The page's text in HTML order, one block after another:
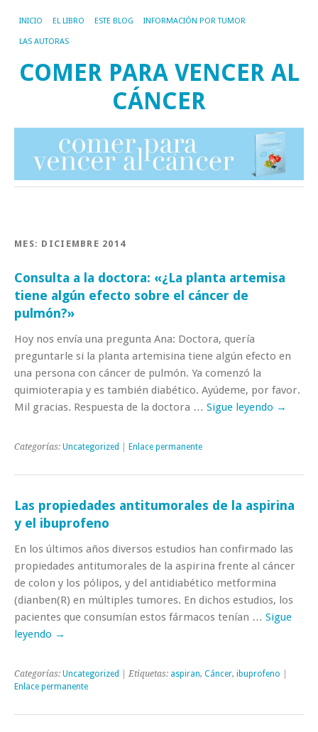
INICIO EL LIBRO ESTE BLOG INFORMACIÓN POR TUMOR
LAS AUTORAS
COMER PARA VENCER AL
CÁNCER
MES: DICIEMBRE 2014
Consulta a la doctora: «¿La planta artemisa
tiene algún efecto sobre el cáncer de
pulmón?»
Hoy nos envía una pregunta Ana: Doctora, quería
preguntarle si la planta artemisina tiene algún efecto en
una persona con cáncer de pulmón. Ya comenzó la
quimioterapia y es también diabético. Ayúdeme, por favor.
Mil gracias. Respuesta de la doctora … Sigue leyendo →
Categorías: Uncategorized Enlace permanente
Las propiedades antitumorales de la aspirina
y el ibuprofeno
En los últimos años diversos estudios han confirmado las
propiedades antitumorales de la aspirina frente al cáncer
de colon y los pólipos, y del antidiabético metformina
(dianben(R) en múltiples tumores. En dichos estudios, los
pacientes que consumían estos fármacos tenían … Sigue
leyendo →
Categorías: Uncategorized | Etiquetas: aspiran, Cáncer, ibuprofeno
Enlace permanente